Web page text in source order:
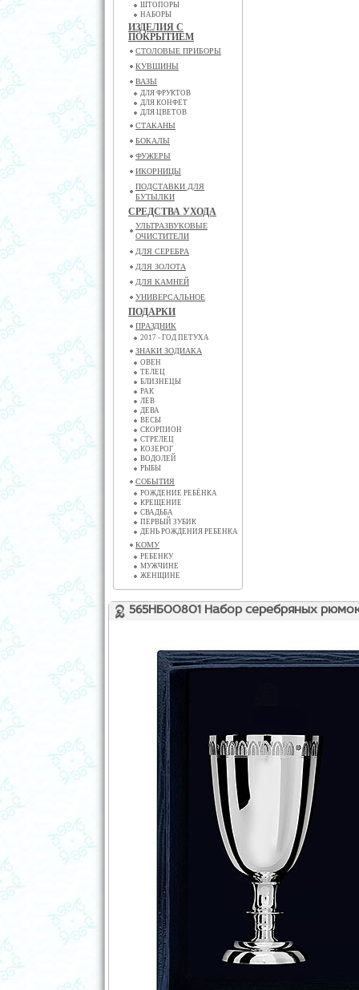
ШТОПОРЫ
НАБОРЫ
ИЗДЕЛИЯ С
ПОКРЫТИЕМ
СТОЛОВЫЕ ПРИБОРЫ
КУВШИНЫ
ВАЗЫ
ДЛЯ ФРУКТОВ
ДЛЯ КОНФЕТ
ДЛЯ ЦВЕТОВ
СТАКАНЫ
БОКАЛЫ
ФУЖЕРЫ
ИКОРНИЦЫ
ПОДСТАВКИ ДЛЯ
БУТЫЛКИ
СРЕДСТВА УХОДА
УЛЬТРАЗВУКОВЫЕ
ОЧИСТИТЕЛИ
ДЛЯ СЕРЕБРА
ДЛЯ ЗОЛОТА
ДЛЯ КАМНЕЙ
УНИВЕРСАЛЬНОЕ
ПОДАРКИ
ПРАЗДНИК
2017 - ГОД ПЕТУХА
ЗНАКИ ЗОДИАКА
ОВЕН
ТЕЛЕЦ
БЛИЗНЕЦЫ
РАК
ЛЕВ
ДЕВА
ВЕСЫ
СКОРПИОН
СТРЕЛЕЦ
КОЗЕРОГ
ВОДОЛЕЙ
РЫБЫ
СОБЫТИЯ
РОЖДЕНИЕ РЕБЁНКА
КРЕЩЕНИЕ
СВАДЬБА
ПЕРВЫЙ ЗУБИК
ДЕНЬ РОЖДЕНИЯ РЕБЕНКА
КОМУ
РЕБЕНКУ
МУЖЧИНЕ
ЖЕНЩИНЕ
565НБ00801 Набор серебряных